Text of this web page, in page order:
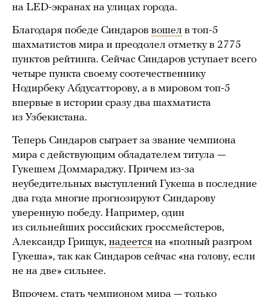
на LED-экранах на улицах города.
Благодаря победе Синдаров вошел в топ-5
шахматистов мира и преодолел отметку в 2775
пунктов рейтинга. Сейчас Синдаров уступает всего
четыре пункта своему соотечественнику
Нодирбеку Абдусатторову, а в мировом топ-5
впервые в истории сразу два шахматиста
из Узбекистана.
Теперь Синдаров сыграет за звание чемпиона
мира с действующим обладателем титула —
Гукешем Доммараджу. Причем из-за
неубедительных выступлений Гукеша в последние
два года многие прогнозируют Синдарову
уверенную победу. Например, один
из сильнейших российских гроссмейстеров,
Александр Грищук, надеется на «полный разгром
Гукеша», так как Синдаров сейчас «на голову, если
не на две» сильнее.
Впрочем, стать чемпионом мира — только